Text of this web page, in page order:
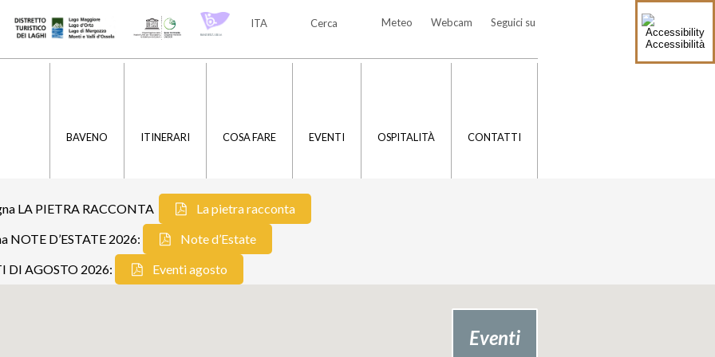
Accessibilità
Seguici su
Webcam
Meteo
Cerca
ITA
BAVENO ITINERARI COSA FARE EVENTI OSPITALITÀ CONTATTI
LA PIETRA RACCONTA
La pietra racconta
NOTE D’ESTATE 2026:
Note d’Estate
DI AGOSTO 2026:
Eventi agosto
Eventi